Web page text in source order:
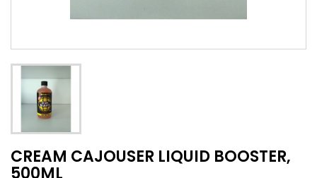
CREAM CAJOUSER LIQUID BOOSTER,
500ML